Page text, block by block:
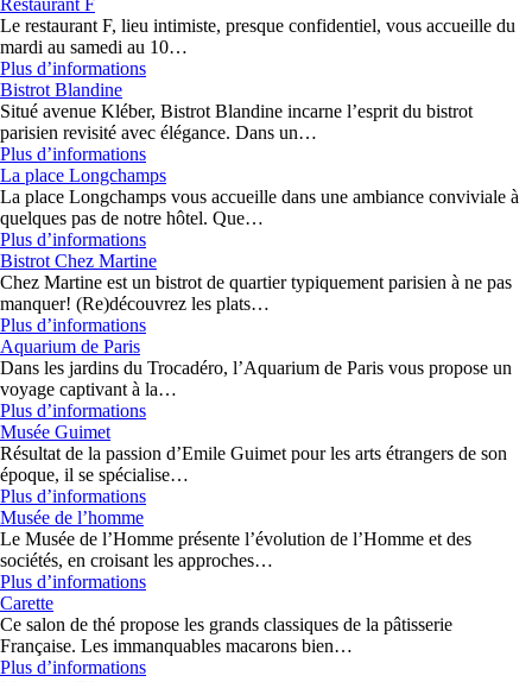
Le restaurant F, lieu intimiste, presque confidentiel, vous accueille du
mardi au samedi au 10…
Plus d’informations
Bistrot Blandine
Situé avenue Kléber, Bistrot Blandine incarne l’esprit du bistrot
parisien revisité avec élégance. Dans un…
Plus d’informations
La place Longchamps
La place Longchamps vous accueille dans une ambiance conviviale à
quelques pas de notre hôtel. Que…
Plus d’informations
Bistrot Chez Martine
Chez Martine est un bistrot de quartier typiquement parisien à ne pas
manquer! (Re)découvrez les plats…
Plus d’informations
Aquarium de Paris
Dans les jardins du Trocadéro, l’Aquarium de Paris vous propose un
voyage captivant à la…
Plus d’informations
Musée Guimet
Résultat de la passion d’Emile Guimet pour les arts étrangers de son
époque, il se spécialise…
Plus d’informations
Musée de l’homme
Le Musée de l’Homme présente l’évolution de l’Homme et des
sociétés, en croisant les approches…
Plus d’informations
Carette
Ce salon de thé propose les grands classiques de la pâtisserie
Française. Les immanquables macarons bien…
Plus d’informations